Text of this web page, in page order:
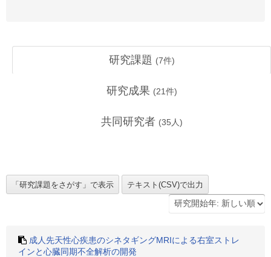
研究課題 (7件)
研究成果 (21件)
共同研究者 (35 人)
成人先天性心疾患のシネタギングMRIによる右室ストレ
インと心臓同期不全解析の開発